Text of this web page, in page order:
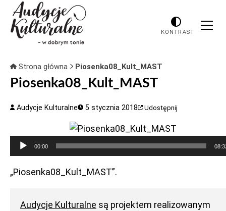
KONTRAST
Strona główna Piosenka08_Kult_MAST
Piosenka08_Kult_MAST
Audycje Kulturalne 5 stycznia 2018 Udostępnij
Odtwarzacz
plików
dźwiękowych
00:00
„Piosenka08_Kult_MAST”.
Audycje Kulturalne są projektem realizowanym